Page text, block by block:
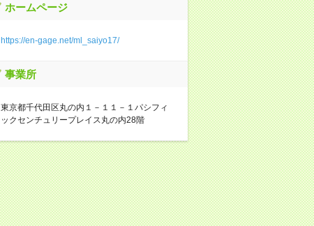
ホームページ
https://en-gage.net/ml_saiyo17/
事業所
東京都千代田区丸の内１－１１－１パシフィ
ックセンチュリープレイス丸の内28階